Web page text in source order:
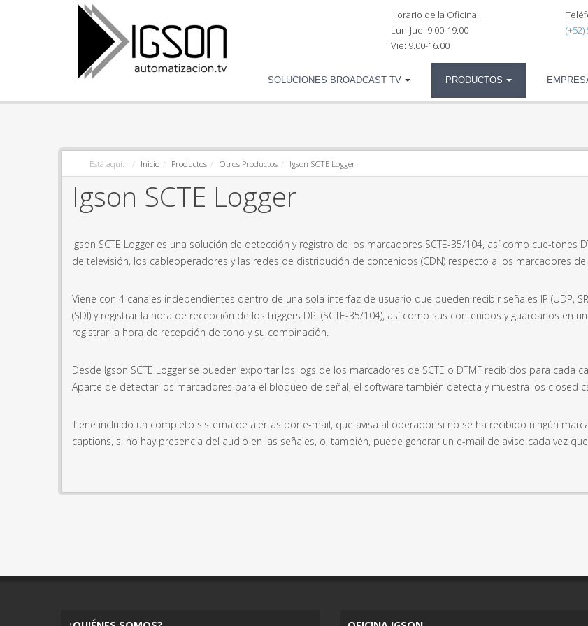
Horario de la Oficina:
Lun-Jue: 9.00-19.00
Vie: 9.00-16.00
(+52)
SOLUCIONES BROADCAST TV PRODUCTOS
Está aquí: Inicio Productos Otros Productos Igson SCTE Logger
Igson SCTE Logger
Igson SCTE Logger es una solución de detección y registro de los marcadores SCTE-35/104, así como cue-tones
de televisión, los cableoperadores y las redes de distribución de contenidos (CDN) respecto a los marcadores
Viene con 4 canales independientes dentro de una sola interfaz de usuario que pueden recibir señales IP (UDP,
(SDI) y registrar la hora de recepción de los triggers DPI (SCTE-35/104), así como sus contenidos y guardarlos en
registrar la hora de recepción de tono y su combinación.
Desde Igson SCTE Logger se pueden exportar los logs de los marcadores de SCTE o DTMF recibidos para
Aparte de detectar los marcadores para el bloqueo de señal, el software también detecta y muestra los closed
Tiene incluido un completo sistema de alertas por e-mail, que avisa al operador si no se ha recibido ningún
captions, si no hay presencia del audio en las señales, o, también, puede generar un e-mail de aviso cada vez